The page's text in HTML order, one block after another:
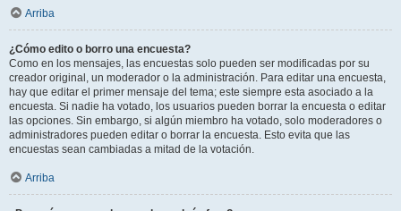
Arriba
¿Cómo edito o borro una encuesta?
Como en los mensajes, las encuestas solo pueden ser modificadas por su
creador original, un moderador o la administración. Para editar una encuesta,
hay que editar el primer mensaje del tema; este siempre esta asociado a la
encuesta. Si nadie ha votado, los usuarios pueden borrar la encuesta o editar
las opciones. Sin embargo, si algún miembro ha votado, solo moderadores o
administradores pueden editar o borrar la encuesta. Esto evita que las
encuestas sean cambiadas a mitad de la votación.
Arriba